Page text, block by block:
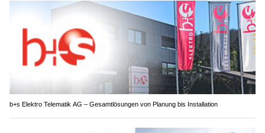
b+s Elektro Telematik AG – Gesamtlösungen von Planung bis Installation